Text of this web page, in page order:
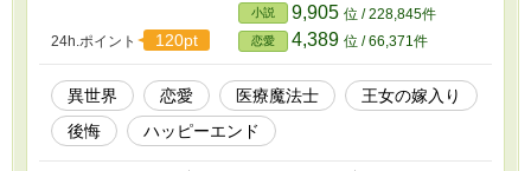
24h.ポイント 120pt
小説 9,905 位 / 228,845件
恋愛 4,389 位 / 66,371件
異世界 恋愛 医療魔法士
王女の嫁入り
後悔
ハッピーエンド